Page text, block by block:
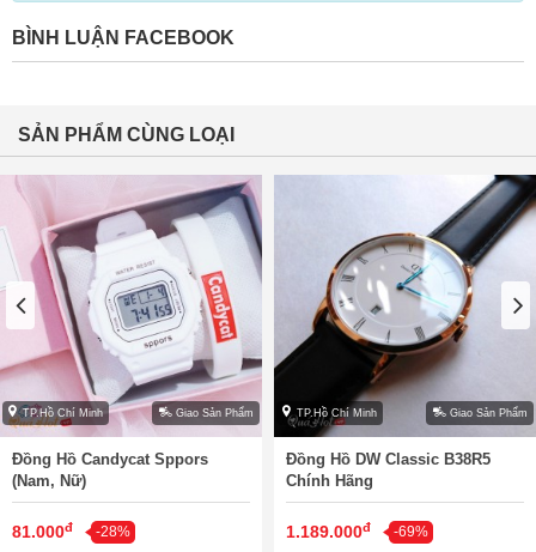
BÌNH LUẬN FACEBOOK
SẢN PHẨM CÙNG LOẠI
TP.Hồ Chí Minh Giao Sản Phẩm
Đồng Hồ Candycat Sppors
(Nam, Nữ)
81.000đ -28%
TP.Hồ Chí Minh Giao Sản Phẩm
Đồng Hồ DW Classic B38R5
Chính Hãng
1.189.000đ -69%